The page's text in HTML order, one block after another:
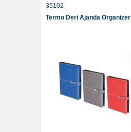
35102
Termo Deri Ajanda Organizer